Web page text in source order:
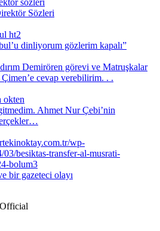
Sözleri
dinliyorum gözlerim kapalı”
cevap verebilirim. . .
Ahmet Nur Çebi’nin
bir gazeteci olayı